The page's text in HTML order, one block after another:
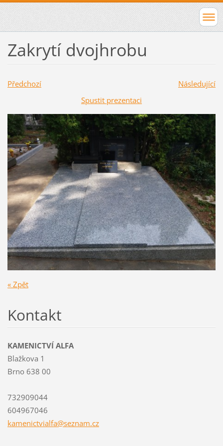
Zakrytí dvojhrobu
Předchozí
Následující
Spustit prezentaci
« Zpět
Kontakt
KAMENICTVÍ ALFA
Blažkova 1
Brno 638 00
732909044
604967046
kamenictvialfa@seznam.cz